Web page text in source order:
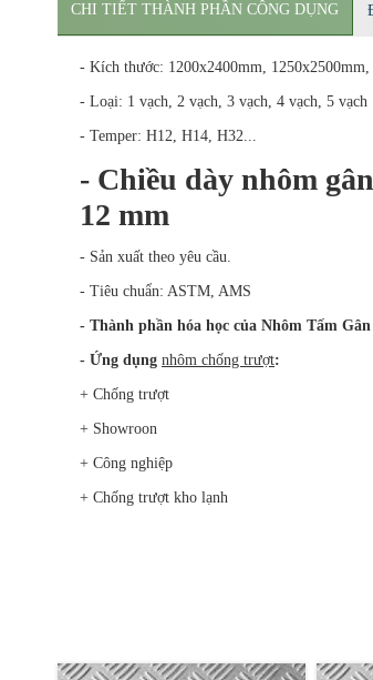
CHI TIẾT THÀNH PHẦN CÔNG DỤNG
- Kích thước: 1200x2400mm, 1250x2500mm,
- Loại: 1 vạch, 2 vạch, 3 vạch, 4 vạch, 5 vạch
- Temper: H12, H14, H32...
- Chiều dày nhôm
12 mm
- Sản xuất theo yêu cầu.
- Tiêu chuẩn: ASTM, AMS
- Thành phần hóa học của Nhôm Tấm
- Ứng dụng nhôm chống trượt:
+ Chống trượt
+ Showroon
+ Công nghiệp
+ Chống trượt kho lạnh